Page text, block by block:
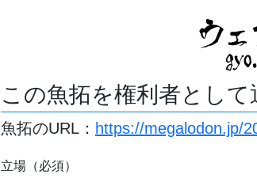
この魚拓を権利者として
魚拓のURL： https://megalodon.jp/
立場（必須）